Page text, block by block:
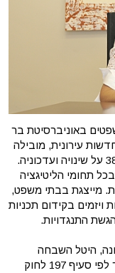
באוניברסיטת בר
עירונית, מובילה
פרויקטים ומייצגת דיירים בפינוי בינוי ותמ"א 38 על שינויה ועדכוניה.
בכל תחומי הליטיגציה
מייצגת בבתי משפט,
ויזמים בקידום תכניות
התנגדויות.
היטל השבחה
ותביעות לפיצויים עקב הפקעות או ירידת ערך לפי סעיף 197 לחוק